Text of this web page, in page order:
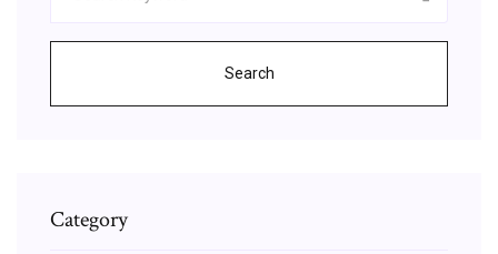
Search
Category